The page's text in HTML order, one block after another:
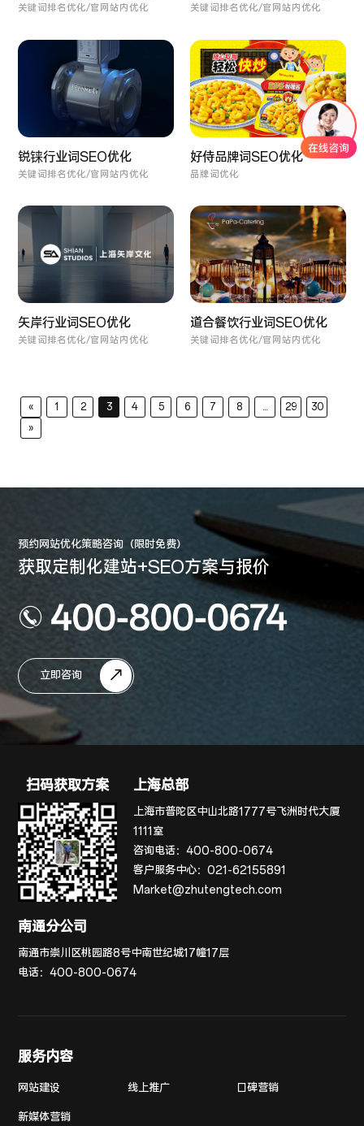
关键词排名优化/官网站内优化 关键词排名优化/官网站内优化
锐铼行业词SEO优化
关键词排名优化/官网站内优化
好侍品牌词SEO优化
品牌词优化
矢岸行业词SEO优化
关键词排名优化/官网站内优化
道合餐饮行业词SEO优化
关键词排名优化/官网站内优化
« 1 2 3 4 5 6 7 8 29
30
»
预约网站优化策略咨询（限时免费）
获取定制化建站+SEO方案与报价
400-800-0674
立即咨询
扫码获取方案 上海总部
上海市普陀区中山北路1777号飞洲时代大厦
1111室
咨询电话：400-800-0674
客户服务中心：021-62155891
Market@zhutengtech.com
南通分公司
南通市崇川区桃园路8号中南世纪城17幢17层
电话：400-800-0674
服务内容
网站建设 线上推广 口碑营销
新媒体营销